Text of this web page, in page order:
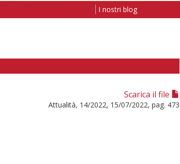
I nostri blog
Scarica il file
Attualità, 14/2022, 15/07/2022, pag. 473